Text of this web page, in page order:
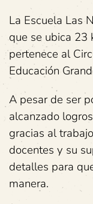
La Escuela Las
que se ubica 23
pertenece al
Educación
A pesar de ser
alcanzado
gracias al
docentes y su
detalles para
manera.